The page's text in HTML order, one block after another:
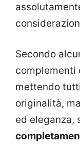
Secondo
complementi
mettendo
originalità,
ed eleganza,